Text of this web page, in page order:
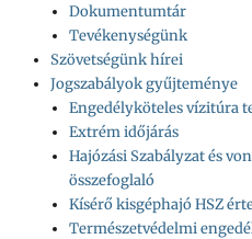
Dokumentumtár
Tevékenységünk
Szövetségünk hírei
Jogszabályok gyűjteménye
Engedélyköteles vízitúra
Extrém időjárás
Hajózási Szabályzat és
összefoglaló
Kísérő kisgéphajó HSZ
Természetvédelmi